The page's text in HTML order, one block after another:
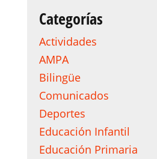
Categorías
Actividades
AMPA
Bilingüe
Comunicados
Deportes
Educación Infantil
Educación Primaria